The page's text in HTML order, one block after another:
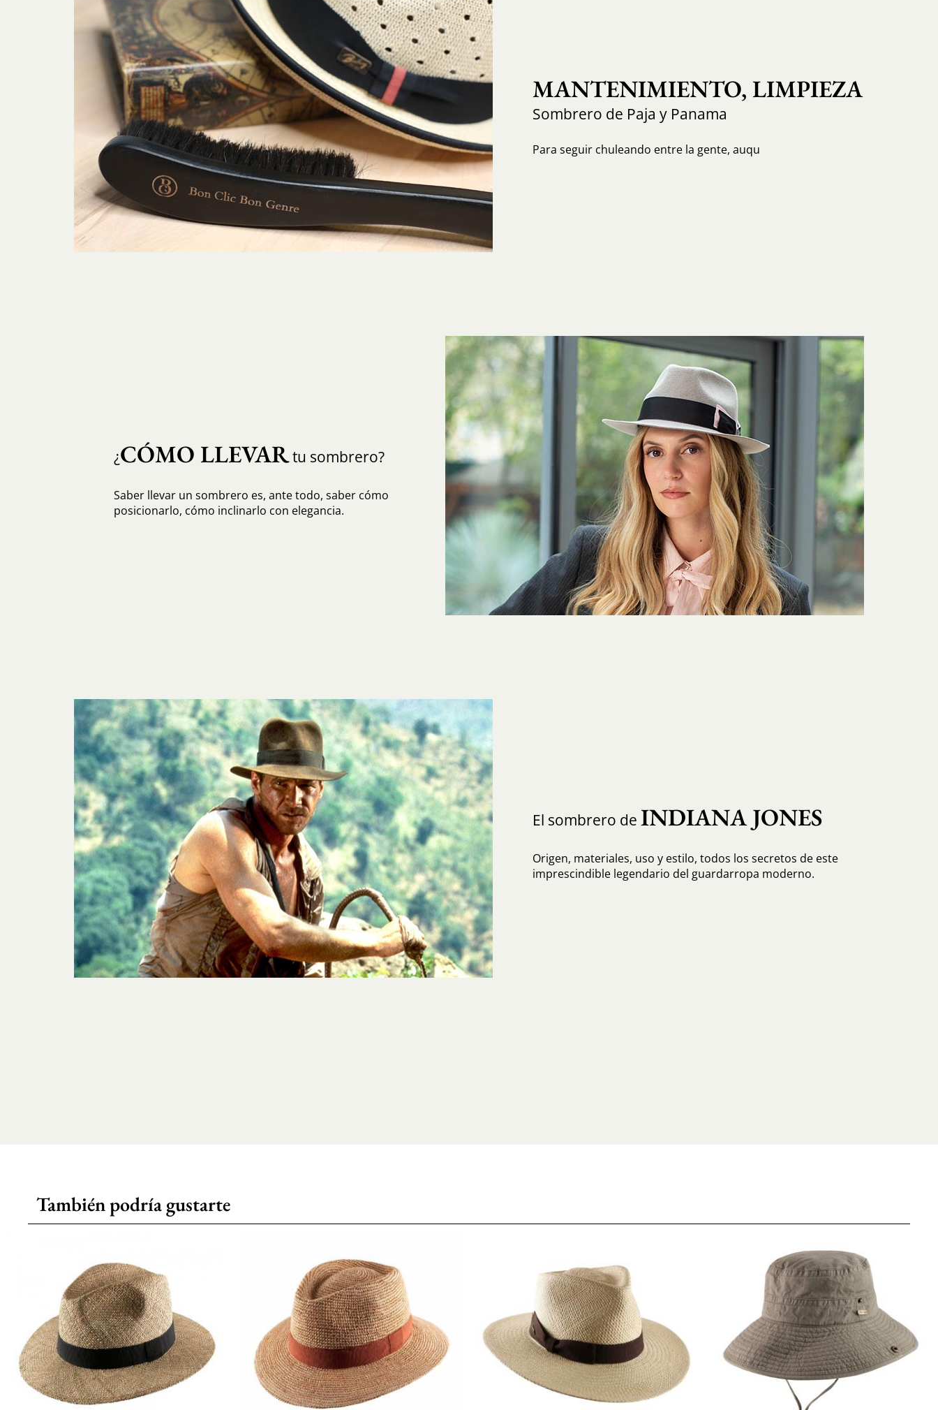
MANTENIMIENTO, LIMPIEZA
Sombrero de Paja y Panama
Para seguir chuleando entre la gente, auqu
¿CÓMO LLEVARtu sombrero?
Saber llevar un sombrero es, ante todo, saber cómo
posicionarlo, cómo inclinarlo con elegancia.
El sombrero de INDIANA JONES
Origen, materiales, uso y estilo, todos los secretos de este
imprescindible legendario del guardarropa moderno.
También podría gustarte